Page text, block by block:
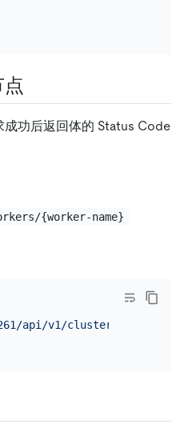
功后返回体的 Status Code
{worker-name}
api/v1/cluster/workers/